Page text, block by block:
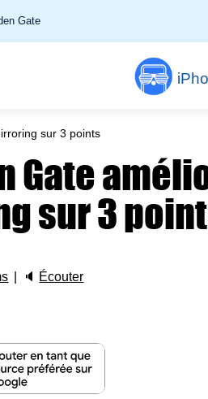
Gate
sur 3 points
Gate
sur 3
🔈 Écouter